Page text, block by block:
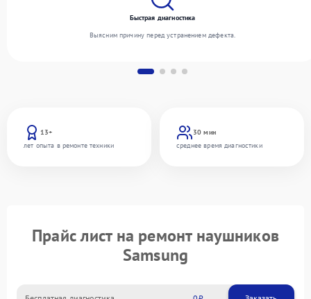
13+
лет опыта в ремонте техники
30 мин
среднее время диагностики
Быстрая диагностика
Выясним причину перед устранением дефекта.
Прайс лист на ремонт наушников
Samsung